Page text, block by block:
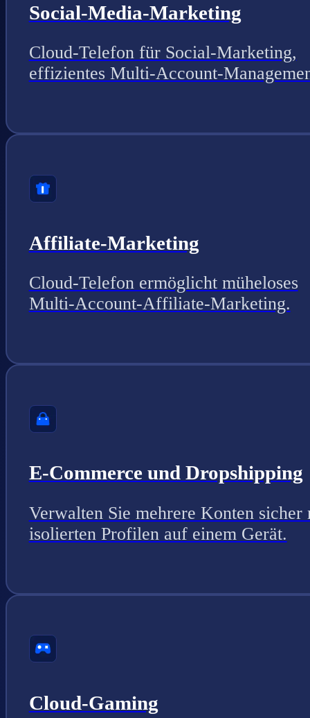
Social-Media-Marketing
Cloud-Telefon für Social-Marketing,
effizientes Multi-Account-
Affiliate-Marketing
Cloud-Telefon ermöglicht müheloses
Multi-Account-Affiliate-Marketing.
E-Commerce und Dropshipping
Verwalten Sie mehrere Konten sicher
isolierten Profilen auf einem Gerät.
Cloud-Gaming